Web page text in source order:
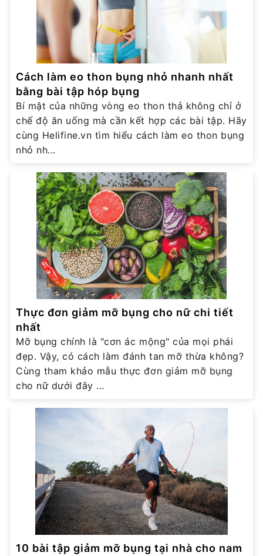
Cách làm eo thon bụng nhỏ nhanh nhất
bằng bài tập hóp bụng
Bí mật của những vòng eo thon thả không chỉ ở
chế độ ăn uống mà cần kết hợp các bài tập. Hãy
cùng Helifine.vn tìm hiểu cách làm eo thon bụng
nhỏ nh...
Thực đơn giảm mỡ bụng cho nữ chi tiết
nhất
Mỡ bụng chính là "cơn ác mộng" của mọi phái
đẹp. Vậy, có cách làm đánh tan mỡ thừa không?
Cùng tham khảo mẫu thực đơn giảm mỡ bụng
cho nữ dưới đây ...
10 bài tập giảm mỡ bụng tại nhà cho nam